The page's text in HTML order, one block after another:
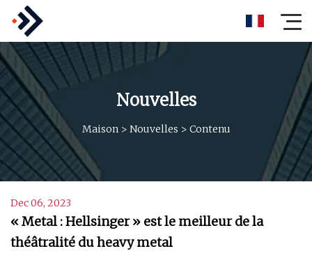
Nouvelles
Maison > Nouvelles > Contenu
Dec 06, 2023
« Metal : Hellsinger » est le meilleur de la
théâtralité du heavy metal